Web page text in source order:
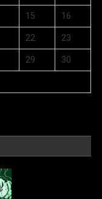
15 16
22 23
29 30